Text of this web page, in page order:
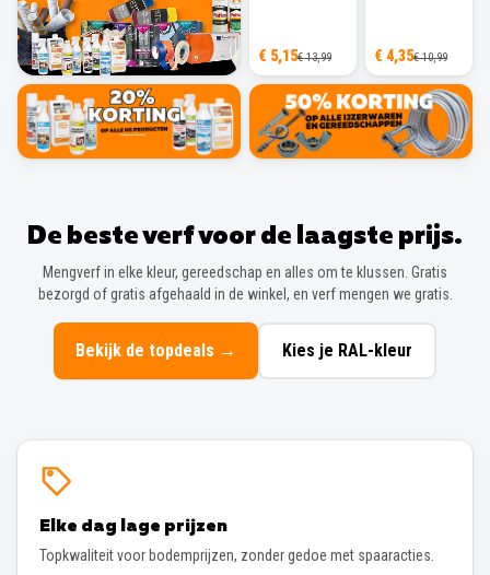
€ 5,15€ 13,99 € 4,35€ 10,99
De beste verf voor de laagste prijs.
Mengverf in elke kleur, gereedschap en alles om te klussen. Gratis
bezorgd of gratis afgehaald in de winkel, en verf mengen we gratis.
Bekijk de topdeals → Kies je RAL-kleur
Elke dag lage prijzen
Topkwaliteit voor bodemprijzen, zonder gedoe met spaaracties.